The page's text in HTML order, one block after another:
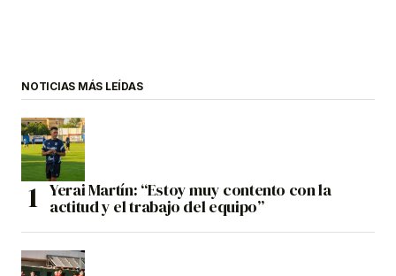
NOTICIAS MÁS LEÍDAS
Yerai Martín: “Estoy muy contento con la
actitud y el trabajo del equipo”